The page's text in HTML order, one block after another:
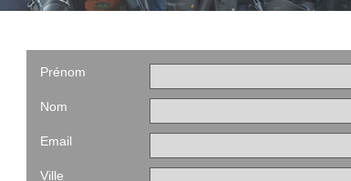
Prénom
Nom
Email
Ville